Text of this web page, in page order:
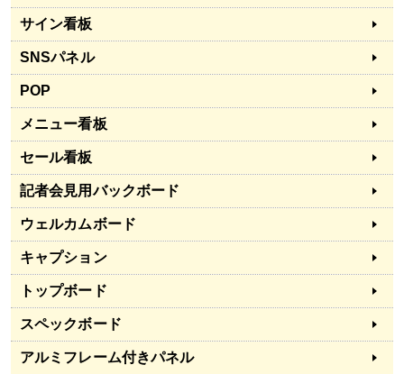
サイン看板
SNSパネル
POP
メニュー看板
セール看板
記者会見用バックボード
ウェルカムボード
キャプション
トップボード
スペックボード
アルミフレーム付きパネル